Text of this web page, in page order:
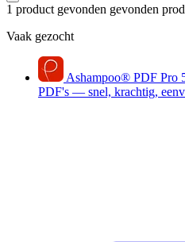
1 product gevonden gevonden
Vaak gezocht
Ashampoo® PDF Pro
PDF's — snel, krachtig,